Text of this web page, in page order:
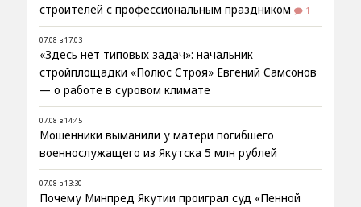
строителей с профессиональным праздником
1
07.08 в 17:03
«Здесь нет типовых задач»: начальник
стройплощадки «Полюс Строя» Евгений Самсонов
— о работе в суровом климате
07.08 в 14:45
Мошенники выманили у матери погибшего
военнослужащего из Якутска 5 млн рублей
07.08 в 13:30
Почему Минпред Якутии проиграл суд «Пенной